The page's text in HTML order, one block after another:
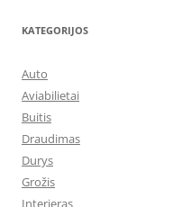
KATEGORIJOS
Auto
Aviabilietai
Buitis
Draudimas
Durys
Grožis
Interjeras